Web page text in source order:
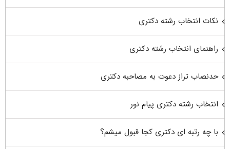
نکات انتخاب رشته دکتری
راهنمای انتخاب رشته دکتری
حدنصاب تراز دعوت به مصاحبه دکتری
انتخاب رشته دکتری پیام نور
با چه رتبه ای دکتری کجا قبول میشم؟